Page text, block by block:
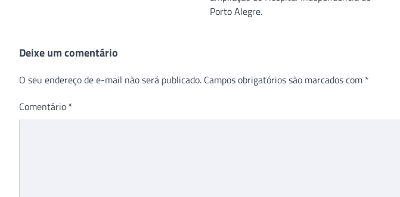
Porto Alegre.
Deixe um comentário
O seu endereço de e-mail não será publicado. Campos obrigatórios são marcados com *
Comentário *